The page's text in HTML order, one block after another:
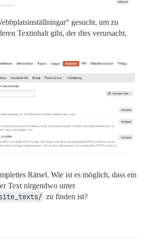
gesucht, um zu
Textinhalt gibt, der dies verursacht,
Rätsel. Wie ist es möglich, dass ein
Text nirgendwo unter
site_texts/ zu finden ist?